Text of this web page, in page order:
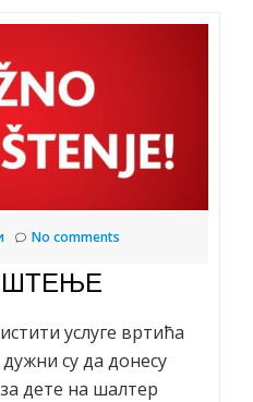
No comments
услуге вртића
су да донесу
дете на шалтер